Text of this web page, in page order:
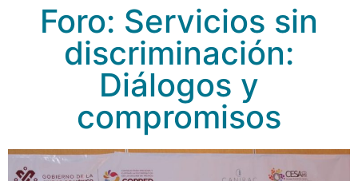
Foro: Servicios sin
discriminación:
Diálogos y
compromisos